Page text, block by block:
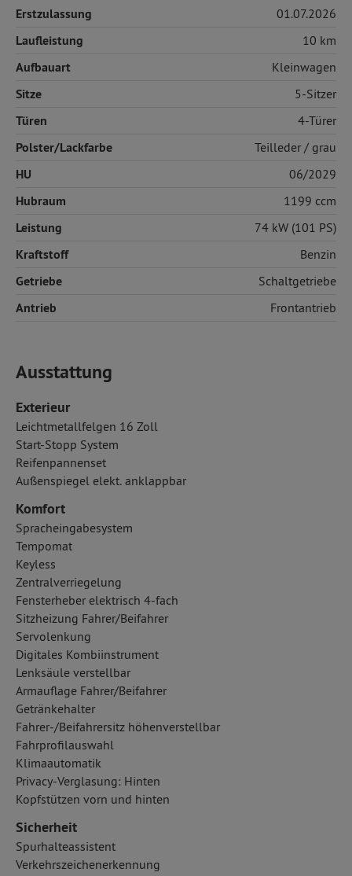
Erstzulassung 01.07.2026
Laufleistung 10 km
Aufbauart Kleinwagen
Sitze 5-Sitzer
Türen 4-Türer
Polster/Lackfarbe Teilleder / grau
HU 06/2029
Hubraum 1199 ccm
Leistung 74 kW (101 PS)
Kraftstoff Benzin
Getriebe Schaltgetriebe
Antrieb Frontantrieb
Ausstattung
Exterieur
Leichtmetallfelgen 16 Zoll
Start-Stopp System
Reifenpannenset
Außenspiegel elekt. anklappbar
Komfort
Spracheingabesystem
Tempomat
Keyless
Zentralverriegelung
Fensterheber elektrisch 4-fach
Sitzheizung Fahrer/Beifahrer
Servolenkung
Digitales Kombiinstrument
Lenksäule verstellbar
Armauflage Fahrer/Beifahrer
Getränkehalter
Fahrer-/Beifahrersitz höhenverstellbar
Fahrprofilauswahl
Klimaautomatik
Privacy-Verglasung: Hinten
Kopfstützen vorn und hinten
Sicherheit
Spurhalteassistent
Verkehrszeichenerkennung